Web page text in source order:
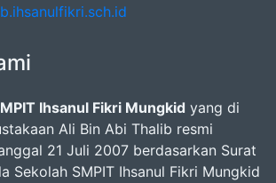
Ihsanul Fikri Mungkid yang di
Ali Bin Abi Thalib resmi
21 Juli 2007 berdasarkan Surat
Sekolah SMPIT Ihsanul Fikri Mungkid